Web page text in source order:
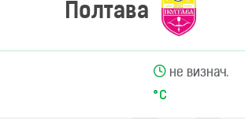
Полтава
не визнач.